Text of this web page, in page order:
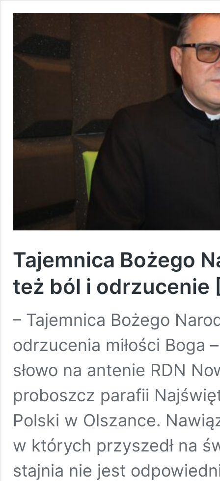
Tajemnica Bożego
też ból i odrzucenie
– Tajemnica Bożego
odrzucenia miłości Boga
słowo na antenie RDN
proboszcz parafii
Polski w Olszance.
w których przyszedł na
stajnia nie jest